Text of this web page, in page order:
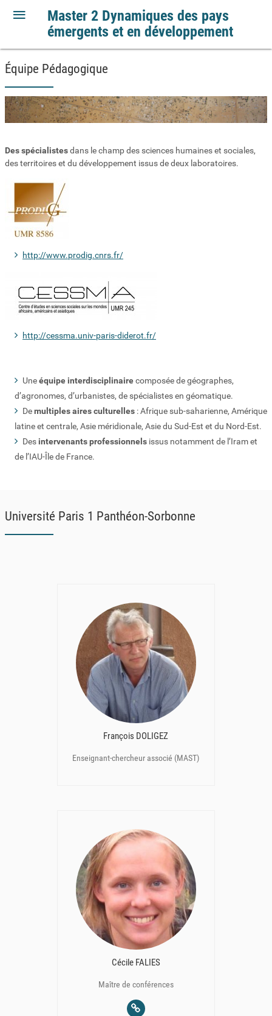
Master 2 Dynamiques des pays
émergents et en développement
Équipe Pédagogique
Des spécialistesdans le champ des sciences humaines et sociales,
des territoires et du développement issus de deux laboratoires.
http://www.prodig.cnrs.fr/
http://cessma.univ-paris-diderot.fr/
Uneéquipe interdisciplinairecomposée de géographes,
d’agronomes, d’urbanistes, de spécialistes en géomatique.
Demultiples aires culturelles : Afrique sub-saharienne, Amérique
latine et centrale, Asie méridionale, Asie du Sud-Est et du Nord-Est.
Desintervenants professionnels issus notamment de l’Iram et
de l’IAU-Île de France.
Université Paris 1 Panthéon-Sorbonne
François DOLIGEZ
Enseignant-chercheur associé (MAST)
Cécile FALIES
Maître de conférences